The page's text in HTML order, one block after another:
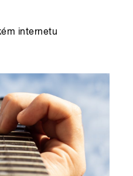
internetu